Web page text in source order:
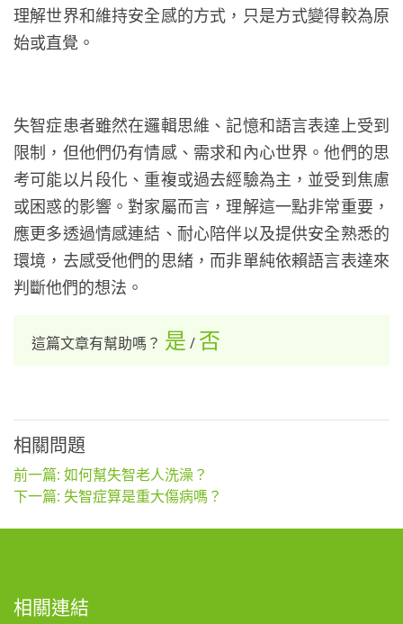
理解世界和維持安全感的方式，只是方式變得較為原
始或直覺。
失智症患者雖然在邏輯思維、記憶和語言表達上受到
限制，但他們仍有情感、需求和內心世界。他們的思
考可能以片段化、重複或過去經驗為主，並受到焦慮
或困惑的影響。對家屬而言，理解這一點非常重要，
應更多透過情感連結、耐心陪伴以及提供安全熟悉的
環境，去感受他們的思緒，而非單純依賴語言表達來
判斷他們的想法。
這篇文章有幫助嗎？ 是 / 否
相關問題
前一篇: 如何幫失智老人洗澡？
下一篇: 失智症算是重大傷病嗎？
相關連結